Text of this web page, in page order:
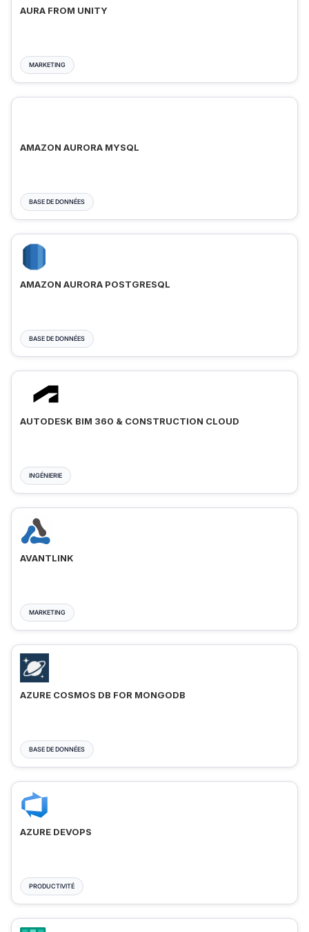
AURA FROM UNITY
MARKETING
AMAZON AURORA MYSQL
BASE DE DONNÉES
AMAZON AURORA POSTGRESQL
BASE DE DONNÉES
AUTODESK BIM 360 & CONSTRUCTION CLOUD
INGÉNIERIE
AVANTLINK
MARKETING
AZURE COSMOS DB FOR MONGODB
BASE DE DONNÉES
AZURE DEVOPS
PRODUCTIVITÉ